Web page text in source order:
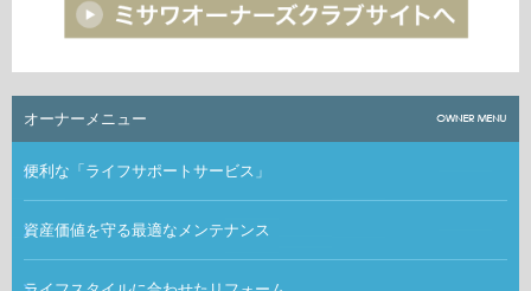
オーナーメニュー
便利な「ライフサポートサービス」
資産価値を守る最適なメンテナンス